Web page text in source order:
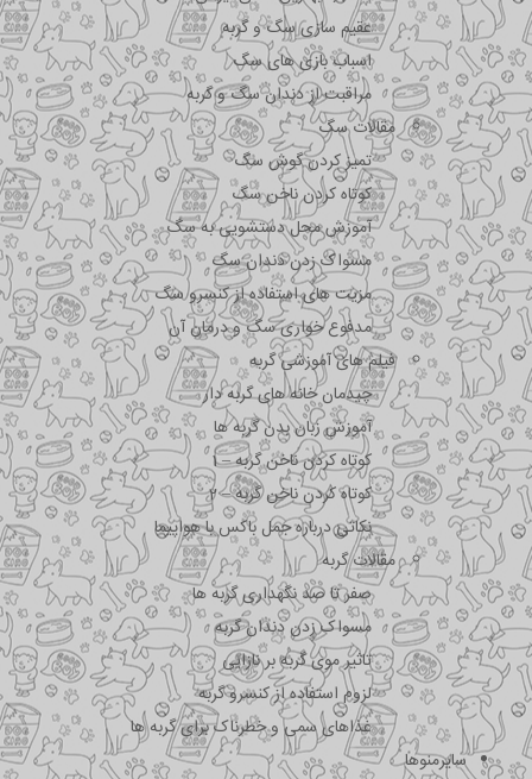
عقیم سازی سگ و گربه
اسباب بازی های سگ
مراقبت از دندان سگ و گربه
مقالات سگ
تمیز کردن گوش سگ
کوتاه کردن ناخن سگ
آموزش محل دستشویی به سگ
مسواک زدن دندان سگ
مزیت های استفاده از کنسرو سگ
مدفوع خواری سگ و درمان آن
فیلم های آموزشی گربه
چیدمان خانه های گربه دار
آموزش زبان بدن گربه ها
کوتاه کردن ناخن گربه – 1
کوتاه کردن ناخن گربه – 2
نکاتی درباره جمل باکس با هواپیما
مقالات گربه
صفر تا صد نگهداری گربه ها
مسواک زدن دندان گربه
تاثیر موی گربه بر نازایی
لزوم استفاده از کنسرو گربه
غذاهای سمی و خطرناک برای گربه ها
سایرمنوها